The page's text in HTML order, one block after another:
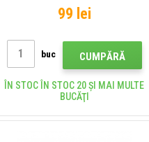
99 lei
buc CUMPĂRĂ
ÎN STOC ÎN STOC 20 ȘI MAI MULTE
BUCĂŢI